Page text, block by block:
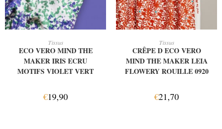
AJOUTER AU PANIER
Tissus
ECO VERO MIND THE
MAKER IRIS ECRU
MOTIFS VIOLET VERT
€19,90
AJOUTER AU PANIER
Tissus
CRÊPE D ECO VERO
MIND THE MAKER LEIA
FLOWERY ROUILLE 0920
€21,70